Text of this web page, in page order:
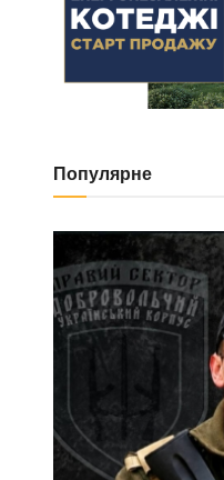
Популярне